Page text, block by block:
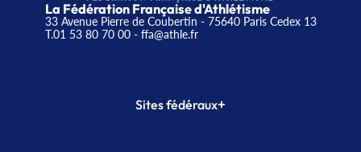
La Fédération Française d'Athlétisme
33 Avenue Pierre de Coubertin - 75640 Paris Cedex 13
T.01 53 80 70 00- ffa@athle.fr
Sites fédéraux+